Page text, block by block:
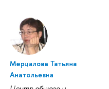
Мерцалова Татьяна
Анатольевна